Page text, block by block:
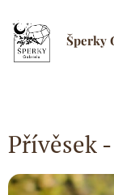
Šperky
Přívěsek